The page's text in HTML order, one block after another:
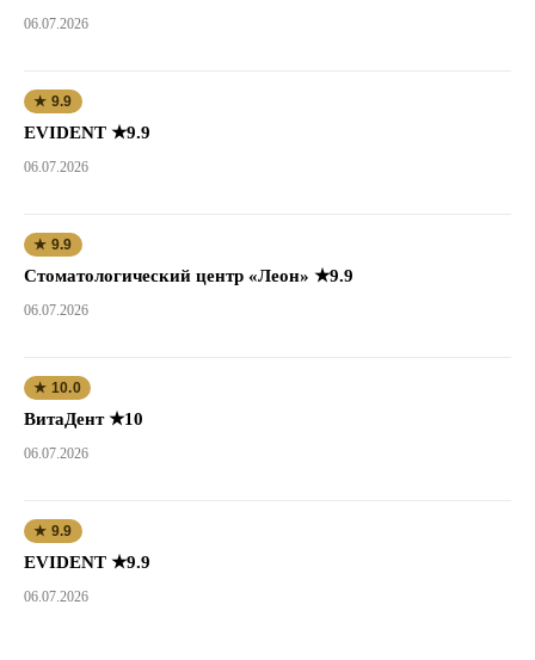
06.07.2026
★ 9.9
EVIDENT ★9.9
06.07.2026
★ 9.9
Стоматологический центр «Леон» ★9.9
06.07.2026
★ 10.0
ВитаДент ★10
06.07.2026
★ 9.9
EVIDENT ★9.9
06.07.2026